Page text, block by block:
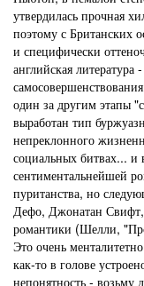
утвердилась прочная
поэтому с Британских
и специфически
английская
один за другим этапы
выработан тип
непреклонного
социальных битвах...
сентиментальнейшей
пуританства, но
Дефо, Джонатан Свифт,
романтики (Шелли,
Это очень
как-то в голове
непонятность - возьму